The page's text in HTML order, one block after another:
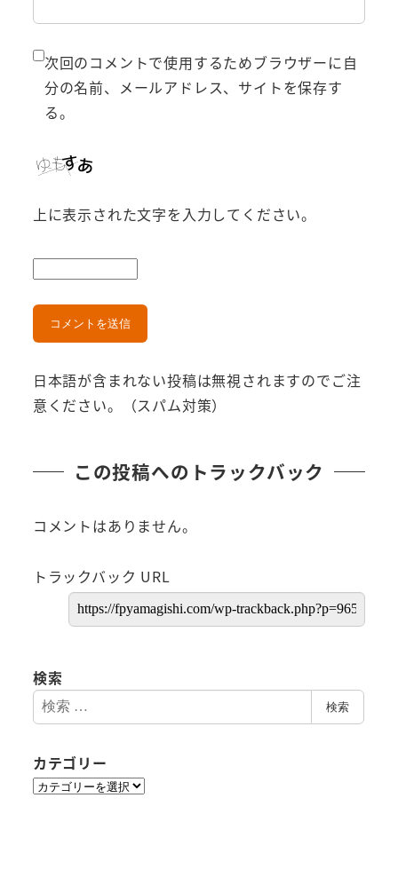
次回のコメントで使用するためブラウザーに自
分の名前、メールアドレス、サイトを保存す
る。
上に表示された文字を入力してください。
日本語が含まれない投稿は無視されますのでご注
意ください。（スパム対策）
この投稿へのトラックバック
コメントはありません。
トラックバック URL
検索
検
索
検索
カテゴリー
カ